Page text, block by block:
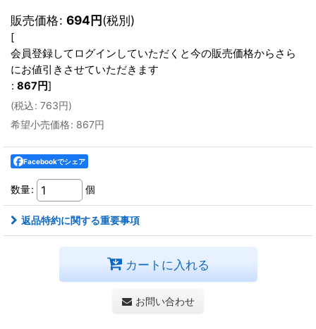
販売価格: 694円(税別)
[
会員登録してログインしていただくと今の販売価格からさら
にお値引きさせていただきます
: 867 円]
(税込: 763円)
希望小売価格: 867円
Facebookでシェア
数量: 個
返品特約に関する重要事項
カートに入れる
お問い合わせ